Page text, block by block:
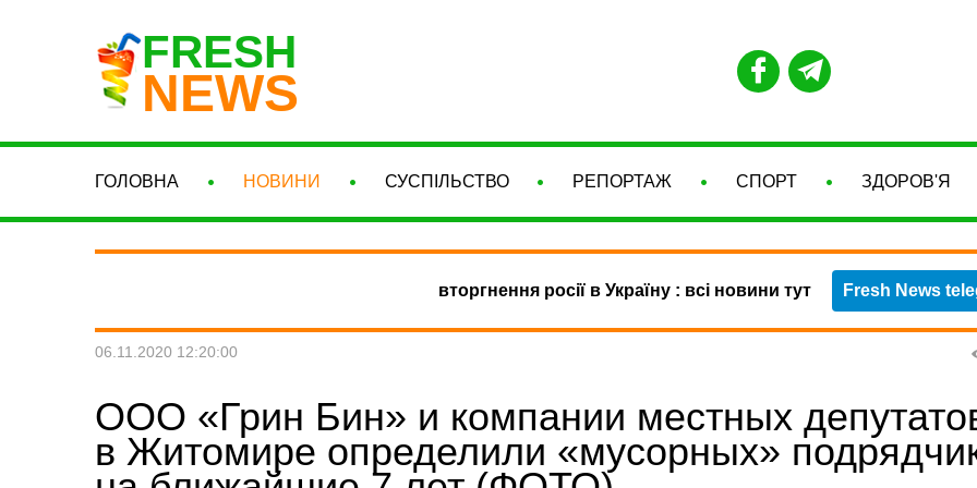
FRESH
NEWS
ГОЛОВНА НОВИНИ СУСПІЛЬСТВО РЕПОРТАЖ СПОРТ ЗДОРОВ'Я
вторгнення росії в Україну : всі новини тут Fresh News
06.11.2020 12:20:00
ООО «Грин Бин» и компании местных
в Житомире определили «мусорных»